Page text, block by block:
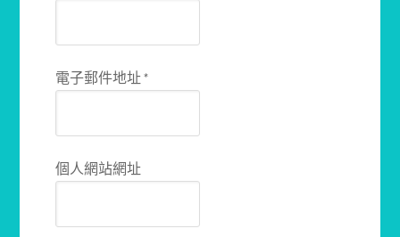
電子郵件地址*
個人網站網址